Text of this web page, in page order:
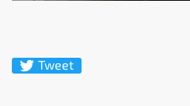
Tweet